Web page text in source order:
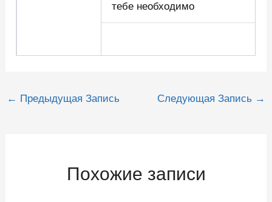
тебе необходимо
Навигация
← Предыдущая Запись Следующая Запись →
Похожие записи